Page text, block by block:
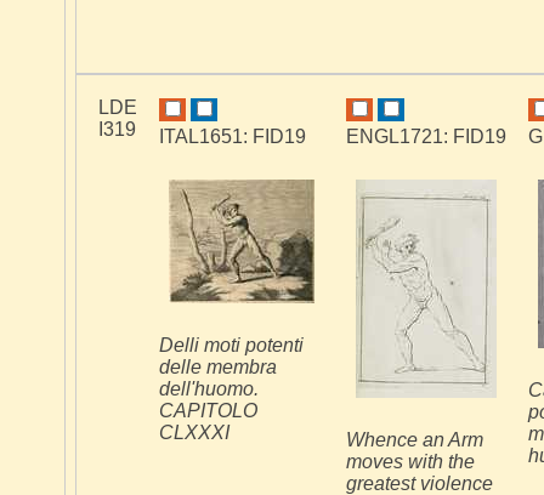
LDE
I319
ITAL1651: FID19
Delli moti potenti
delle membra
dell'huomo.
CAPITOLO
CLXXXI
ENGL1721: FID19
Whence an Arm
moves with the
greatest violence